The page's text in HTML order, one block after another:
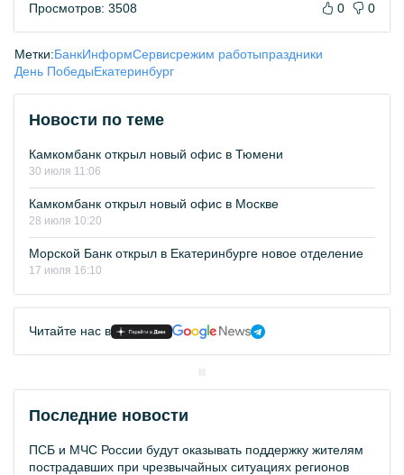
Просмотров: 3508 0 0
Метки:БанкИнформСервисрежим работыпраздники
День ПобедыЕкатеринбург
Новости по теме
Камкомбанк открыл новый офис в Тюмени
30 июля 11:06
Камкомбанк открыл новый офис в Москве
28 июля 10:20
Морской Банк открыл в Екатеринбурге новое отделение
17 июля 16:10
Читайте нас в
Последние новости
ПСБ и МЧС России будут оказывать поддержку жителям
пострадавших при чрезвычайных ситуациях регионов